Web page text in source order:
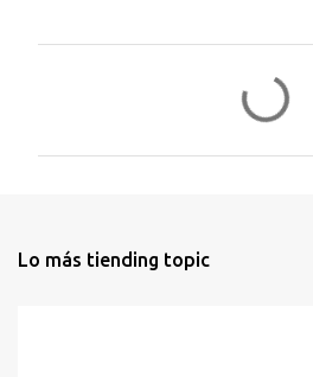
Lo más tiending topic